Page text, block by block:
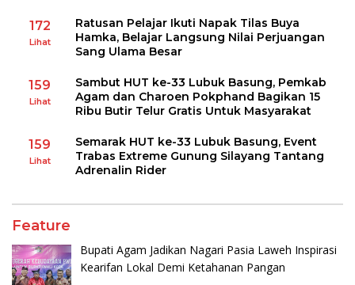
172
Lihat
Ratusan Pelajar Ikuti Napak Tilas Buya
Hamka, Belajar Langsung Nilai Perjuangan
Sang Ulama Besar
159
Lihat
Sambut HUT ke-33 Lubuk Basung, Pemkab
Agam dan Charoen Pokphand Bagikan 15
Ribu Butir Telur Gratis Untuk Masyarakat
159
Lihat
Semarak HUT ke-33 Lubuk Basung, Event
Trabas Extreme Gunung Silayang Tantang
Adrenalin Rider
Feature
Bupati Agam Jadikan Nagari Pasia Laweh Inspirasi
Kearifan Lokal Demi Ketahanan Pangan